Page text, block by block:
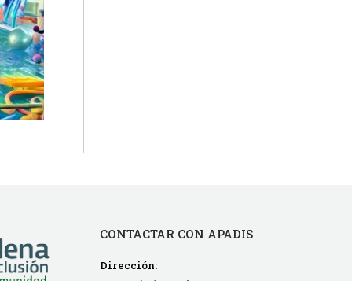
CONTACTAR CON APADIS
Dirección: